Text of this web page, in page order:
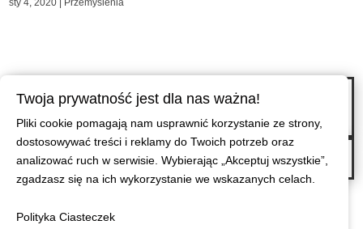
sty 4, 2020 Przemyślenia
śmiała w życiu, jej oczy ile łez przelała, a siwe włosy ile mądrości nabyła.
Kobieta im jest starsza, więcej czuje, bardziej rozumie, i mniej mówi.
Gdy skrzywdzisz człowieka, okłamiesz, a on dalej życzy Ci samych
błogosławieństw, wierz mi, straciłaś prawdziwego przyjaciela.→
Twoja prywatność jest dla nas ważna!
Pliki cookie pomagają nam usprawnić korzystanie ze strony,
dostosowywać treści i reklamy do Twoich potrzeb oraz
analizować ruch w serwisie. Wybierając „Akceptuj wszystkie”,
zgadzasz się na ich wykorzystanie we wskazanych celach.
Polityka Ciasteczek